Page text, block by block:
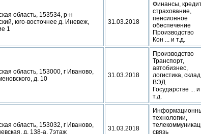
область, 153534, р-н
юго-восточнее д. Иневеж,
1
31.03.2018
Финансы,
страхование,
пенсионное
обеспечение
Производство
Кон ... и т.д.
область, 153000, г Иваново,
д. 10
31.03.2018
Производство
Транспорт,
автобизнес,
логистика,
ВЭД
Государстве ... и
т.д.
область, 153032, г Иваново,
д. 138-а, 7этаж
31.03.2018
технологии,
связь